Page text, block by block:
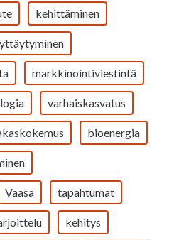
kehittäminen
markkinointiviestintä
varhaiskasvatus
bioenergia
Vaasa tapahtumat
kehitys